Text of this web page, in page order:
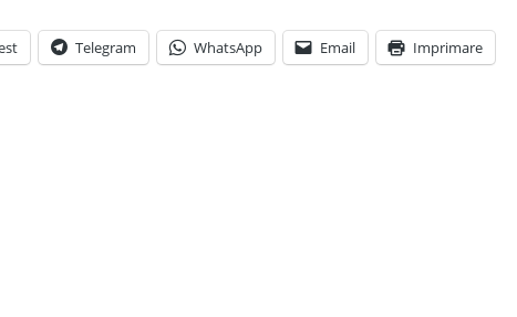
Telegram WhatsApp Email Imprimare